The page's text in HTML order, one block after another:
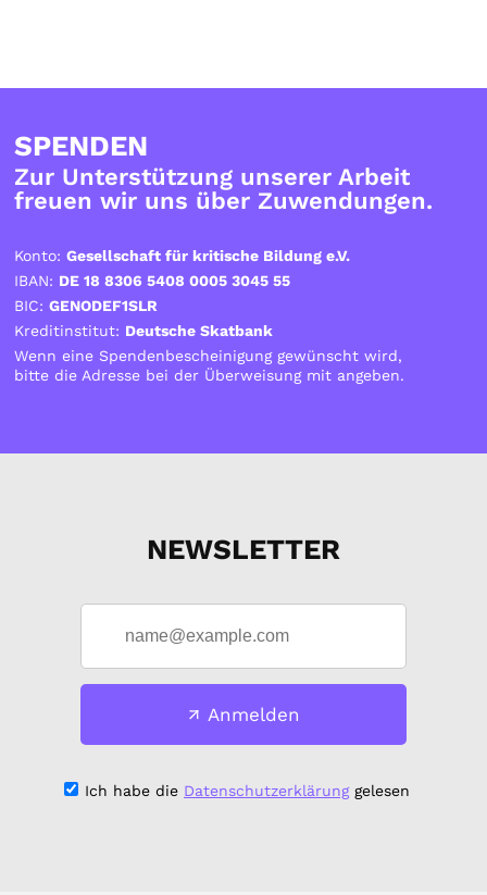
SPENDEN
Zur Unterstützung unserer Arbeit
freuen wir uns über Zuwendungen.
Konto:Gesellschaft für kritische Bildung e.V.
IBAN: DE 18 8306 5408 0005 3045 55
BIC:GENODEF1SLR
Kreditinstitut: Deutsche Skatbank
Wenn eine Spendenbescheinigung gewünscht wird,
bitte die Adresse bei der Überweisung mit angeben.
NEWSLETTER
Anmelden
Ich habe die Datenschutzerklärunggelesen